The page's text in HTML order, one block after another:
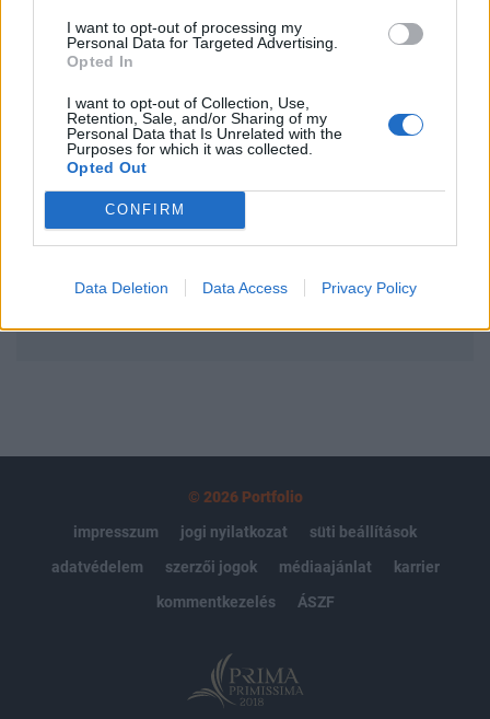
I want to opt-out of processing my
Personal Data for Targeted Advertising.
Opted In
I want to opt-out of Collection, Use,
Retention, Sale, and/or Sharing of my
Personal Data that Is Unrelated with the
Purposes for which it was collected.
Opted Out
CONFIRM
Data Deletion Data Access Privacy Policy
tartozik, melynek olvasása előfizetéses
regisztrációhoz kötött.
Az előfizetés a következőket tartalmazza:
Portfolio.hu teljes cikkarchívum
Kötéslisták: BÉT elmúlt 2 év napon belüli
kötéslistái
Előfizetés
MÁR ELŐFIZETŐNK VAGY?BEJELENTKEZÉS
© 2026 Portfolio
impresszum
jogi nyilatkozat
süti beállítások
adatvédelem
szerzői jogok médiaajánlat
karrier
kommentkezelés
ÁSZF